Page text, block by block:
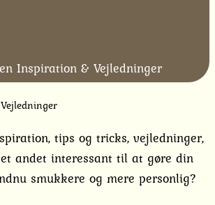
Inspiration & Vejledninger
tips og tricks, vejledninger,
andet interessant til at gøre din
smukkere og mere personlig?